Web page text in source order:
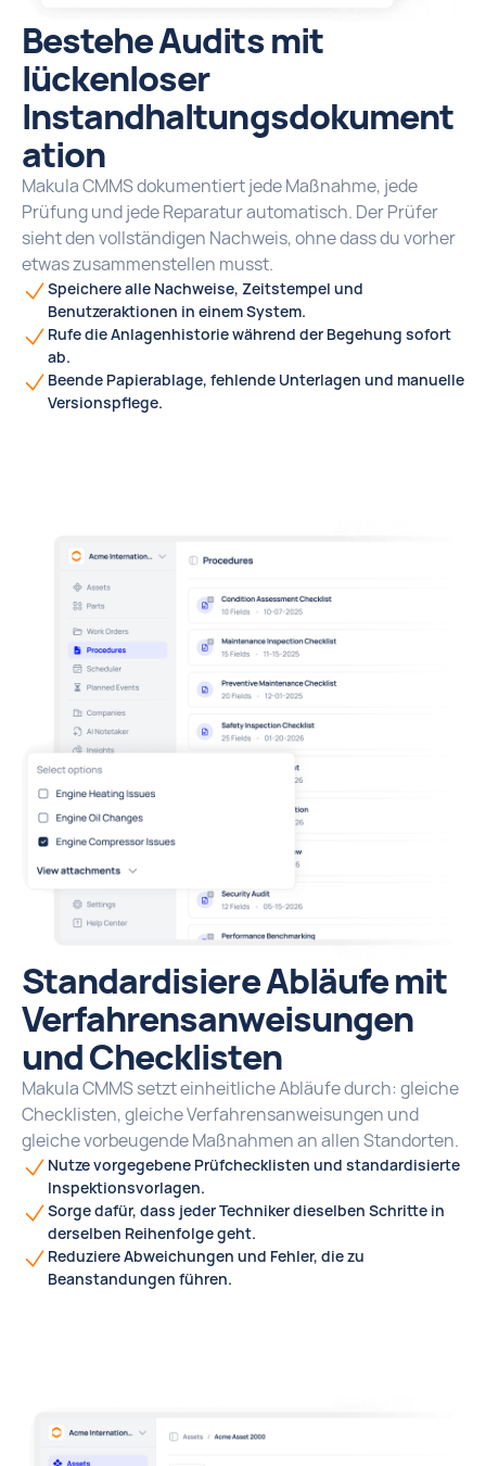
Bestehe Audits mit
lückenloser
Instandhaltungsdokument
ation
Makula CMMS dokumentiert jede Maßnahme, jede
Prüfung und jede Reparatur automatisch. Der Prüfer
sieht den vollständigen Nachweis, ohne dass du vorher
etwas zusammenstellen musst.
Speichere alle Nachweise, Zeitstempel und
Benutzeraktionen in einem System.
Rufe die Anlagenhistorie während der Begehung sofort
ab.
Beende Papierablage, fehlende Unterlagen und manuelle
Versionspflege.
Standardisiere Abläufe mit
Verfahrensanweisungen
und Checklisten
Makula CMMS setzt einheitliche Abläufe durch: gleiche
Checklisten, gleiche Verfahrensanweisungen und
gleiche vorbeugende Maßnahmen an allen Standorten.
Nutze vorgegebene Prüfchecklisten und standardisierte
Inspektionsvorlagen.
Sorge dafür, dass jeder Techniker dieselben Schritte in
derselben Reihenfolge geht.
Reduziere Abweichungen und Fehler, die zu
Beanstandungen führen.